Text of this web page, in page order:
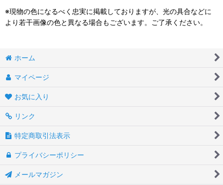
※現物の色になるべく忠実に掲載しておりますが、光の具合などに
より若干画像の色と異なる場合もございます。ご了承ください。
ホーム
マイページ
お気に入り
リンク
特定商取引法表示
プライバシーポリシー
メールマガジン